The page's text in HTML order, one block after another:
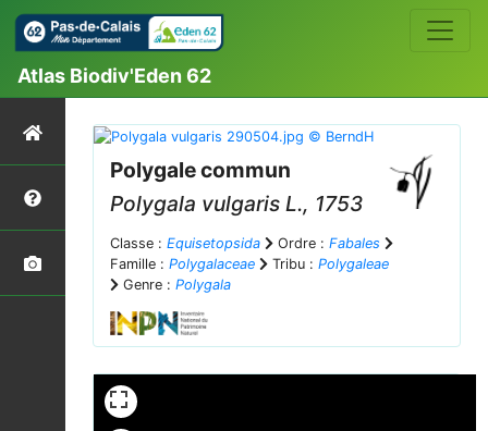
Atlas Biodiv'Eden 62
Polygale commun
Polygala vulgaris L., 1753
Classe : Equisetopsida Ordre : Fabales
Famille : Polygalaceae Tribu : Polygaleae
Genre : Polygala